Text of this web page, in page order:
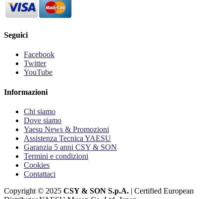
Seguici
Facebook
Twitter
YouTube
Informazioni
Chi siamo
Dove siamo
Yaesu News & Promozioni
Assistenza Tecnica YAESU
Garanzia 5 anni CSY & SON
Termini e condizioni
Cookies
Contattaci
Copyright © 2025 CSY & SON S.p.A. | Certified European